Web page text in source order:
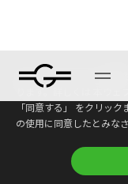
本ウェブサイトは、利便
ります。詳しくは 本ウェ
「同意する」 をクリッ
の使用に同意したとみなさ
ブログ